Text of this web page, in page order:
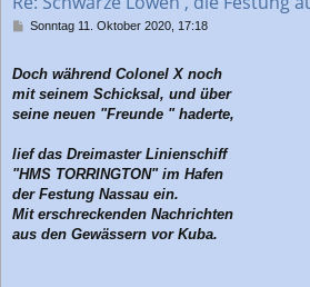
B
t
r
a
Sonntag 11. Oktober 2020, 17:18
Doch während Colonel X noch
mit seinem Schicksal, und über
seine neuen "Freunde " haderte,
lief das Dreimaster Linienschiff
"HMS TORRINGTON" im Hafen
der Festung Nassau ein.
Mit erschreckenden Nachrichten
aus den Gewässern vor Kuba.